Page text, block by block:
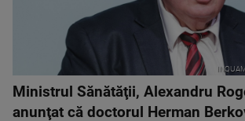
Ministrul Sănătăţii, Alexandru
anunţat că doctorul Herman